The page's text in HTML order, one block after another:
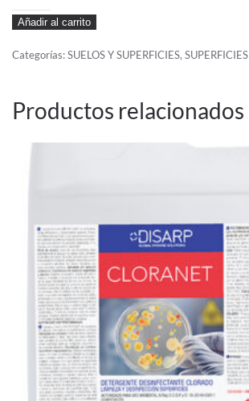
1L
cantidad
Añadir al carrito
Categorías:SUELOS Y SUPERFICIES, SUPERFICIES
Productos relacionados